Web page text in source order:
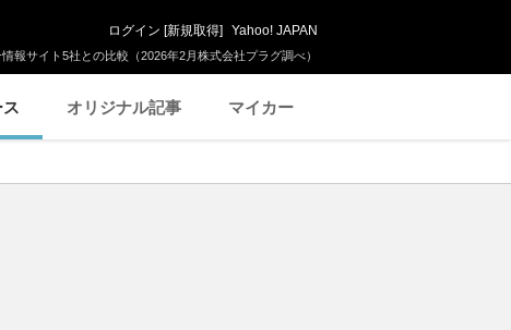
報サイト5社との比較（2026年2月株式会社プラグ調べ）
ログイン [新規取得] Yahoo! JAPAN
オリジナル記事 マイカー